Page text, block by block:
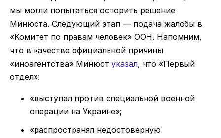
мы могли попытаться оспорить решение
Минюста. Следующий этап — подача жалобы в
«Комитет по правам человек» ООН. Напомним,
что в качестве официальной причины
«иноагентства» Минюст указал, что «Первый
отдел»:
«выступал против специальной военной
операции на Украине»;
«распространял недостоверную